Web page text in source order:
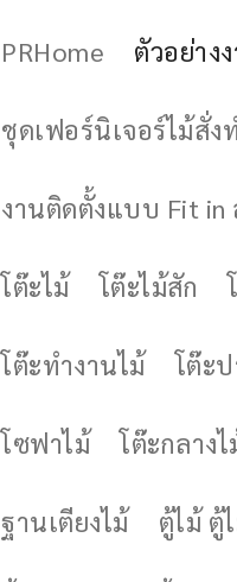
PRHome ตัวอย่าง
ชุดเฟอร์นิเจอร์ไม้สั่ง
งานติดตั้งแบบ Fit in
โต๊ะไม้ โต๊ะไม้สัก
โต๊ะทำงานไม้ โต๊ะ
โซฟาไม้ โต๊ะกลาง
ฐานเตียงไม้ ตู้ไม้ ตู้